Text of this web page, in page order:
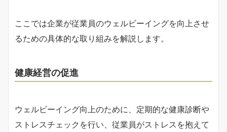
ここでは企業が従業員のウェルビーイングを向上させ
るための具体的な取り組みを解説します。
健康経営の促進
ウェルビーイング向上のために、定期的な健康診断や
ストレスチェックを行い、従業員がストレスを抱えて